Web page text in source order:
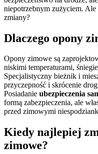
niepotrzebnym zużyciem.
zmiany?
Dlaczego opony
Opony zimowe są
niskimi temperaturami,
Specjalistyczny bieżnik i
przyczepność i skrócenie
Posiadanie ubezpieczenia
formą zabezpieczenia, ale
przed zimowymi
Kiedy najlepiej
zimowe?